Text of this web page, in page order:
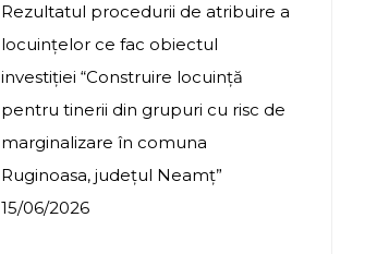
Rezultatul procedurii de atribuire a
locuințelor ce fac obiectul
investiției “Construire locuință
pentru tinerii din grupuri cu risc de
marginalizare în comuna
Ruginoasa, județul Neamț”
15/06/2026